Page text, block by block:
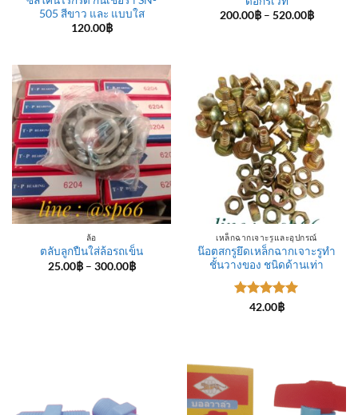
505 สีขาว และ แบบใส
120.00฿
200.00฿ – 520.00฿Price
ล้อ
ตลับลูกปืนใส่ล้อรถเข็น
25.00฿ – 300.00฿Price
เหล็กฉากเจาะรูและอุปกรณ์
น๊อตสกรูยึดเหล็กฉากเจาะรูทำ
ชั้นวางของ ชนิดด้านเท่า
ให้คะแนน
42.00฿